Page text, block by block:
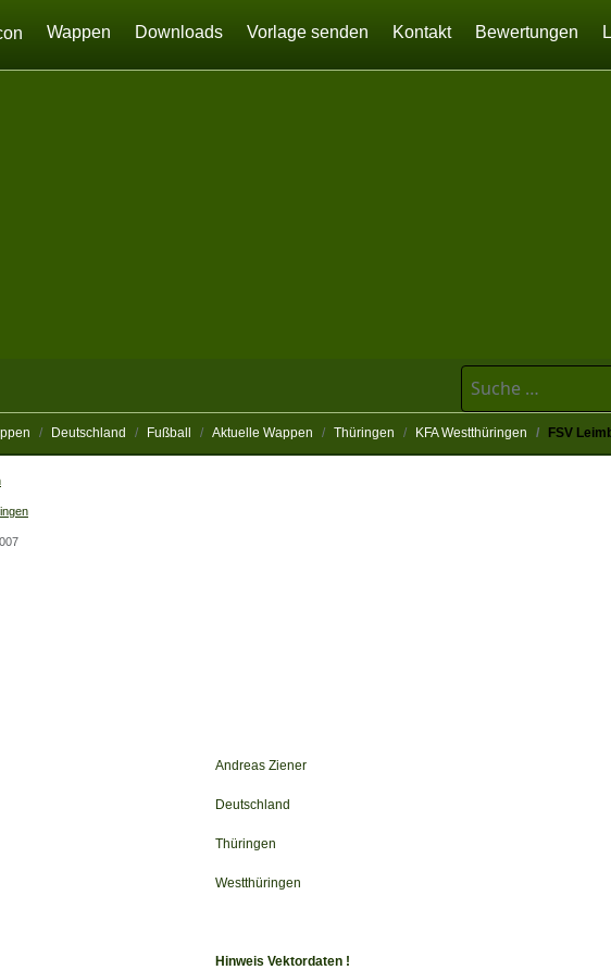
Home
Wappen Downloads Vorlage senden Kontakt Bewertungen
Suchen
Deutschland Fußball Aktuelle Wappen Thüringen KFA Westthüringen FSV
Andreas Ziener
Deutschland
Thüringen
Westthüringen
Hinweis Vektordaten !